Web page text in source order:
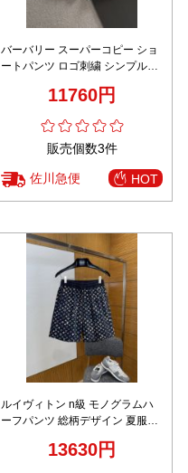
バーバリー スーパーコピー ショ
ートパンツ ロゴ刺繍 シンプルデ
11760円
販売個数3件
佐川急便 HOT
ルイヴィトン n級 モノグラムハ
ーフパンツ 総柄デザイン 夏服仕
13630円